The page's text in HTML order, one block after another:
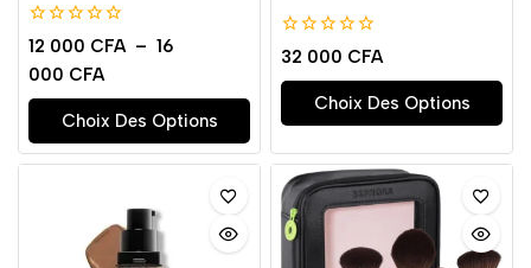
0
de
5
12 000 CFA – 16
000 CFA
Choix Des Options
0
de
5
32 000 CFA
Choix Des Options